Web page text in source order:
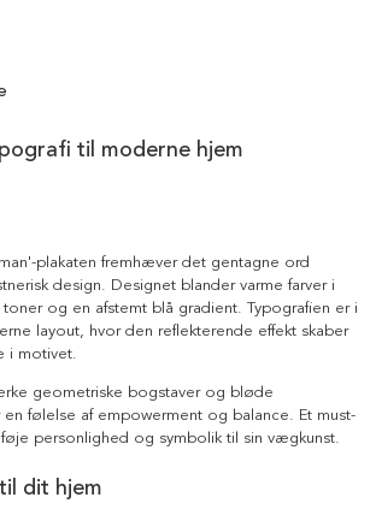
til moderne hjem
plakaten fremhæver det gentagne ord
design. Designet blander varme farver i
og en afstemt blå gradient. Typografien er i
layout, hvor den reflekterende effekt skaber
i motivet.
geometriske bogstaver og bløde
følelse af empowerment og balance. Et must-
personlighed og symbolik til sin vægkunst.
dit hjem